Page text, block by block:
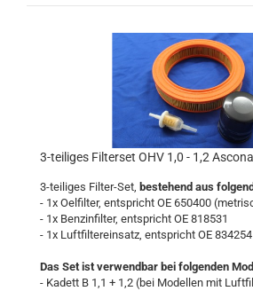
3-teiliges Filterset OHV 1,0 - 1,2
3-teiliges Filter-Set, bestehend aus
- 1x Oelfilter, entspricht OE 650400
- 1x Benzinfilter, entspricht OE 818531
- 1x Luftfiltereinsatz, entspricht OE 834254
Das Set ist verwendbar bei folgenden
- Kadett B 1,1 + 1,2 (bei Modellen mit